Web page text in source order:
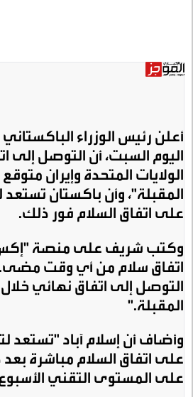
أعلن رئيس الوزراء
اليوم السبت، أن التوصل إلى
المقبلة"، وأن باكستان تستعد
على اتفاق السلام فور ذلك.
وكتب شريف على منصة
اتفاق سلام من أي وقت مضى.
المقبلة".
وأضاف أن إسلام آباد "تستعد
على اتفاق السلام مباشرة
على المستوى التقني